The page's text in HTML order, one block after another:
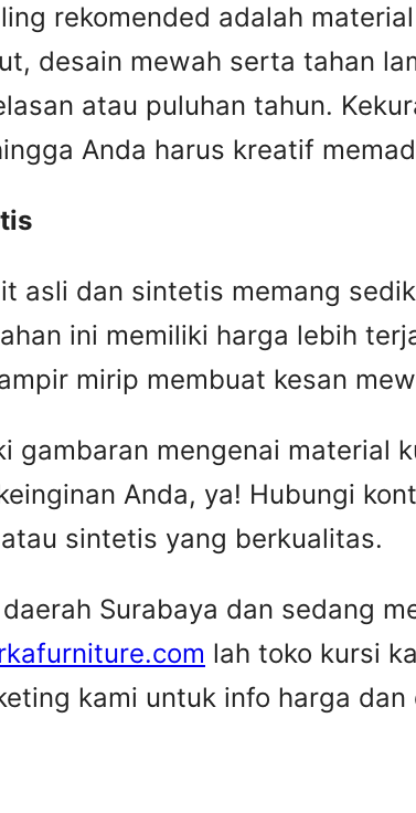
rekomended adalah
desain mewah serta tahan
atau puluhan tahun.
Anda harus kreatif
asli dan sintetis memang
ini memiliki harga lebih
mirip membuat kesan
gambaran mengenai material
Anda, ya! Hubungi
sintetis yang berkualitas.
Surabaya dan sedang
lah toko kursi
kami untuk info harga